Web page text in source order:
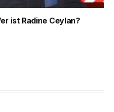
ist Radine Ceylan?